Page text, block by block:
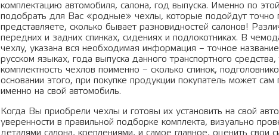
комплектацию автомобиля, салона, год выпуска. Именно по
подобрать для Вас «родные» чехлы, которые подойдут
представляете, сколько бывает разновидностей салонов!
передних и задних спинках, сидениях и подлокотниках. В
чехлу, указана вся необходимая информация – точное
русском языках, года выпуска данного транспортного
комплектность чехлов поименно – сколько спинок,
основании этого, при покупке продукции покупатель может
именно на свой автомобиль.
Когда Вы приобрели чехлы и готовы их установить на свой
уверенности в правильной подборке комплекта, визуально
деталями салона, креплениями, и самое главное, оценить свои